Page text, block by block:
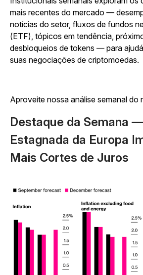
mais recentes do mercado —
notícias do setor, fluxos de fundos
(ETF), tópicos em tendência,
desbloqueios de tokens — para
suas negociações de criptomoedas.
Aproveite nossa análise semanal do
Destaque da Semana
Estagnada da Europa
Mais Cortes de Juros